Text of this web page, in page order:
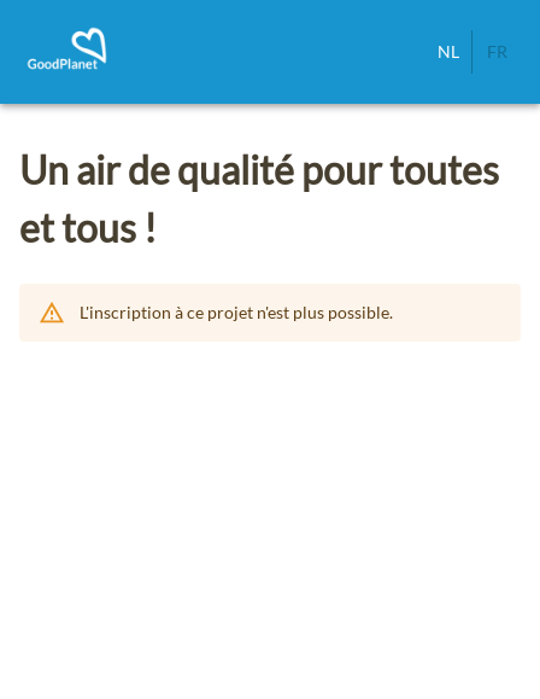
NL FR
Un air de qualité pour toutes
et tous !
L'inscription à ce projet n'est plus possible.